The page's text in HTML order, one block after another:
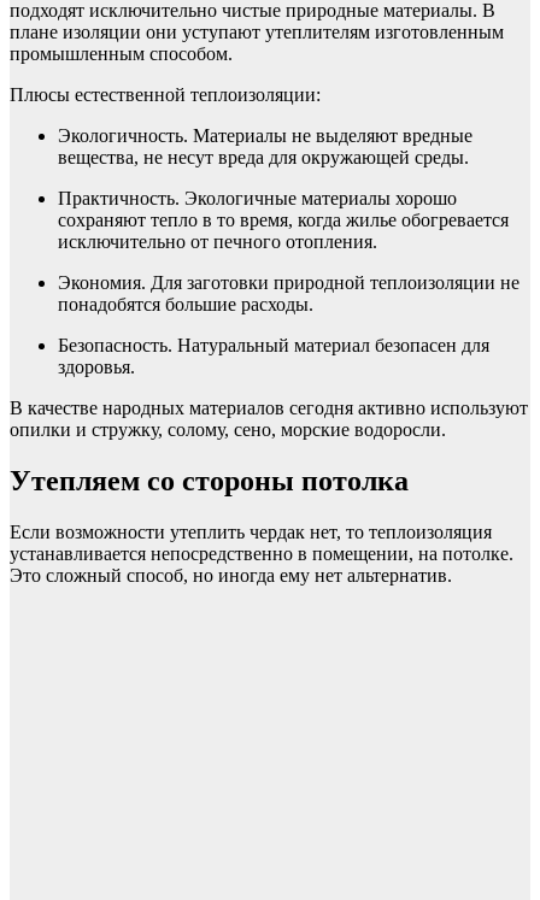
подходят исключительно чистые природные материалы. В
плане изоляции они уступают утеплителям изготовленным
промышленным способом.
Плюсы естественной теплоизоляции:
Экологичность. Материалы не выделяют вредные
вещества, не несут вреда для окружающей среды.
Практичность. Экологичные материалы хорошо
сохраняют тепло в то время, когда жилье обогревается
исключительно от печного отопления.
Экономия. Для заготовки природной теплоизоляции не
понадобятся большие расходы.
Безопасность. Натуральный материал безопасен для
здоровья.
В качестве народных материалов сегодня активно используют
опилки и стружку, солому, сено, морские водоросли.
Утепляем со стороны потолка
Если возможности утеплить чердак нет, то теплоизоляция
устанавливается непосредственно в помещении, на потолке.
Это сложный способ, но иногда ему нет альтернатив.